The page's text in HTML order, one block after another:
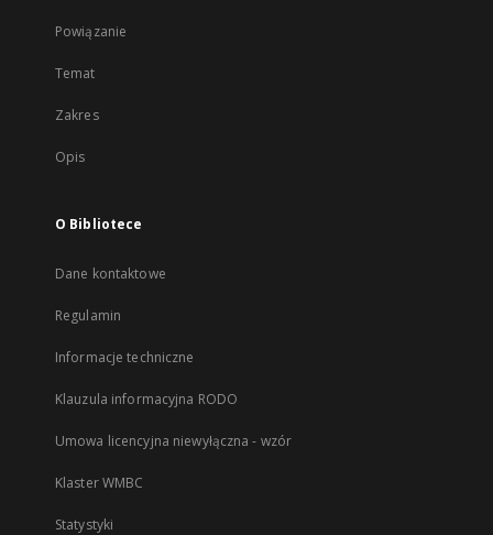
Powiązanie
Temat
Zakres
Opis
O Bibliotece
Dane kontaktowe
Regulamin
Informacje techniczne
Klauzula informacyjna RODO
Umowa licencyjna niewyłączna - wzór
Klaster WMBC
Statystyki